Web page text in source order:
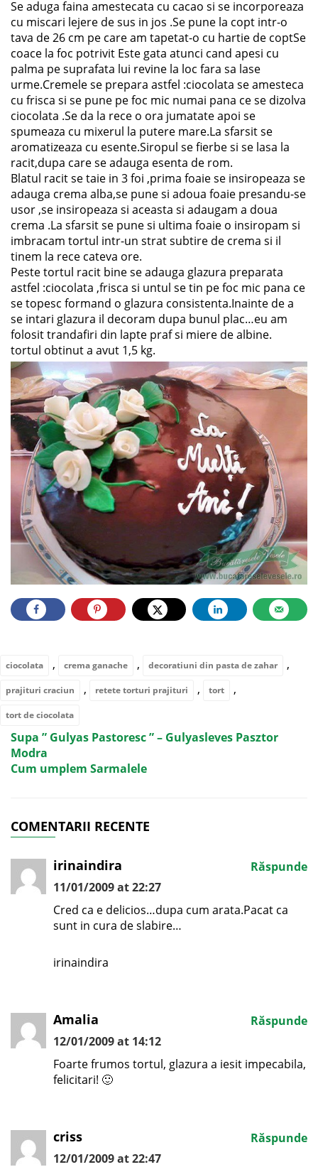
Se aduga faina amestecata cu cacao si se incorporeaza
cu miscari lejere de sus in jos .Se pune la copt intr-o
tava de 26 cm pe care am tapetat-o cu hartie de coptSe
coace la foc potrivit Este gata atunci cand apesi cu
palma pe suprafata lui revine la loc fara sa lase
urme.Cremele se prepara astfel :ciocolata se amesteca
cu frisca si se pune pe foc mic numai pana ce se dizolva
ciocolata .Se da la rece o ora jumatate apoi se
spumeaza cu mixerul la putere mare.La sfarsit se
aromatizeaza cu esente.Siropul se fierbe si se lasa la
racit,dupa care se adauga esenta de rom.
Blatul racit se taie in 3 foi ,prima foaie se insiropeaza se
adauga crema alba,se pune si adoua foaie presandu-se
usor ,se insiropeaza si aceasta si adaugam a doua
crema .La sfarsit se pune si ultima foaie o insiropam si
imbracam tortul intr-un strat subtire de crema si il
tinem la rece cateva ore.
Peste tortul racit bine se adauga glazura preparata
astfel :ciocolata ,frisca si untul se tin pe foc mic pana ce
se topesc formand o glazura consistenta.Inainte de a
se intari glazura il decoram dupa bunul plac…eu am
folosit trandafiri din lapte praf si miere de albine.
tortul obtinut a avut 1,5 kg.
ciocolata , crema ganache , decoratiuni din pasta de zahar ,
prajituri craciun , retete torturi prajituri , tort ,
tort de ciocolata
Supa ” Gulyas Pastoresc ” – Gulyasleves Pasztor
Modra
Cum umplem Sarmalele
COMENTARII RECENTE
irinaindira
11/01/2009 at 22:27
Cred ca e delicios…dupa cum arata.Pacat ca
sunt in cura de slabire…
irinaindira
Răspunde
Amalia
12/01/2009 at 14:12
Foarte frumos tortul, glazura a iesit impecabila,
felicitari! 🙂
Răspunde
criss
12/01/2009 at 22:47
Răspunde